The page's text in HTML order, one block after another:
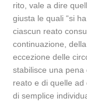
rito, vale a dire
giusta le quali “si
ciascun reato
continuazione,
eccezione delle
stabilisce una
reato e di quelle ad
di semplice